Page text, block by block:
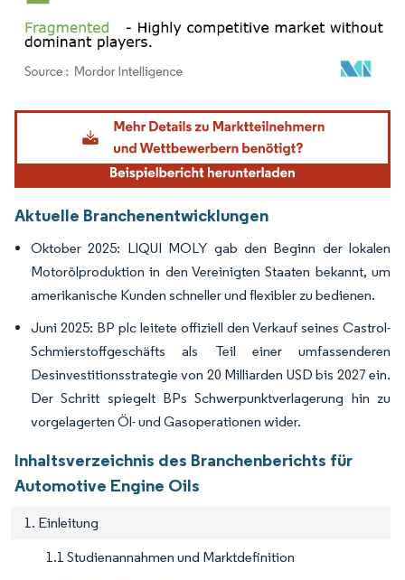
Bild © Mordor Intelligence. Wiederverwendung erfordert Namensnennung gemäß
Aktuelle Branchenentwicklungen
Oktober 2025: LIQUI MOLY gab den Beginn der lokalen
Motorölproduktion in den Vereinigten Staaten bekannt, um
amerikanische Kunden schneller und flexibler zu bedienen.
Juni 2025: BP plc leitete offiziell den Verkauf seines Castrol-
Schmierstoffgeschäfts als Teil einer umfassenderen
Desinvestitionsstrategie von 20 Milliarden USD bis 2027 ein.
Der Schritt spiegelt BPs Schwerpunktverlagerung hin zu
vorgelagerten Öl- und Gasoperationen wider.
Inhaltsverzeichnis des Branchenberichts für
Automotive Engine Oils
1. Einleitung
1.1 Studienannahmen und Marktdefinition